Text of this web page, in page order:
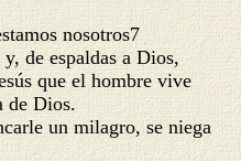
nosotros7
de espaldas a Dios,
que el hombre vive
de Dios.
un milagro, se niega